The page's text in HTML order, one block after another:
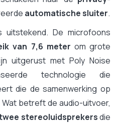
automatische sluiter.
uitstekend. De microfoons
van 7,6 meter om grote
uitgerust met Poly Noise
technologie die
die de samenwerking op
betreft de audio-uitvoer,
stereoluidsprekersdie